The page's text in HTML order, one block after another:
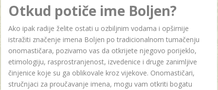
Otkud potiče ime Boljen?
Ako ipak radije želite ostati u ozbiljnim vodama i opširnije
istražiti značenje imena Boljen po tradicionalnom tumačenju
onomastičara, pozivamo vas da otkrijete njegovo porijeklo,
etimologiju, rasprostranjenost, izvedenice i druge zanimljive
činjenice koje su ga oblikovale kroz vijekove. Onomastičari,
stručnjaci za proučavanje imena, mogu vam otkriti bogatu